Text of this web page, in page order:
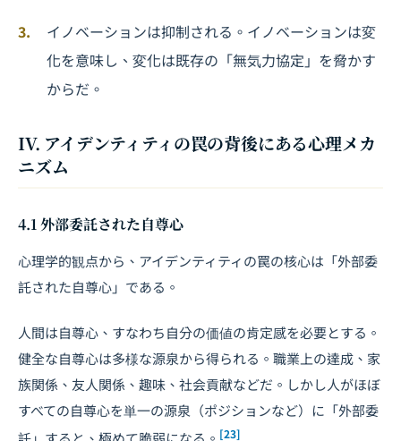
イノベーションは抑制される。イノベーションは変
化を意味し、変化は既存の「無気力協定」を脅かす
からだ。
IV. アイデンティティの罠の背後にある心理メカ
ニズム
4.1 外部委託された自尊心
心理学的観点から、アイデンティティの罠の核心は「外部委
託された自尊心」である。
人間は自尊心、すなわち自分の価値の肯定感を必要とする。
健全な自尊心は多様な源泉から得られる。職業上の達成、家
族関係、友人関係、趣味、社会貢献などだ。しかし人がほぼ
すべての自尊心を単一の源泉（ポジションなど）に「外部委
[23]